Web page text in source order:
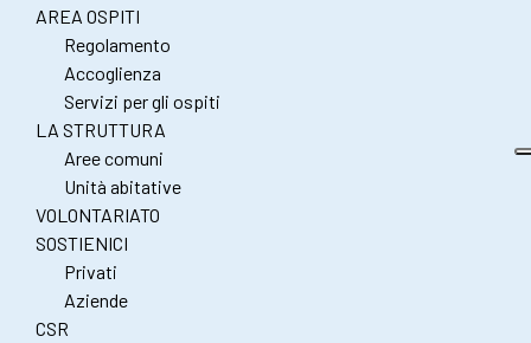
AREA OSPITI
Regolamento
Accoglienza
Servizi per gli ospiti
LA STRUTTURA
Aree comuni
Unità abitative
VOLONTARIATO
SOSTIENICI
Privati
Aziende
CSR